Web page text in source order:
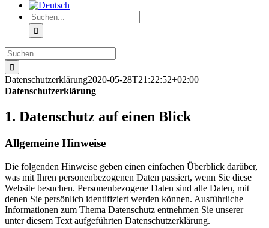
Suche
nach:
Suche
nach:
Datenschutzerklärung2020-05-28T21:22:52+02:00
Datenschutzerklärung
1. Datenschutz auf einen Blick
Allgemeine Hinweise
Die folgenden Hinweise geben einen einfachen Überblick darüber,
was mit Ihren personenbezogenen Daten passiert, wenn Sie diese
Website besuchen. Personenbezogene Daten sind alle Daten, mit
denen Sie persönlich identifiziert werden können. Ausführliche
Informationen zum Thema Datenschutz entnehmen Sie unserer
unter diesem Text aufgeführten Datenschutzerklärung.